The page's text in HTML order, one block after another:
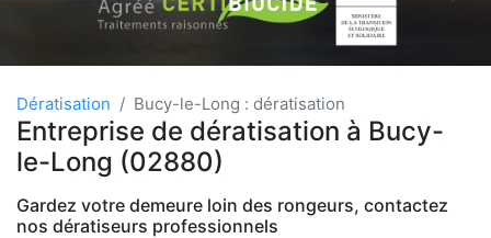
Dératisation Bucy-le-Long : dératisation
Entreprise de dératisation à Bucy-
le-Long (02880)
Gardez votre demeure loin des rongeurs, contactez
nos dératiseurs professionnels